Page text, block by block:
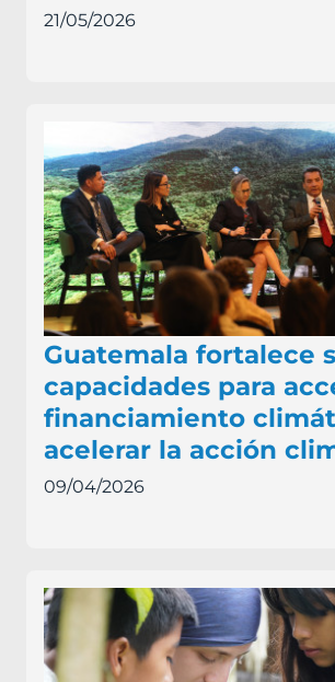
21/05/2026
Guatemala fortalece
capacidades para
financiamiento
acelerar la acción
09/04/2026